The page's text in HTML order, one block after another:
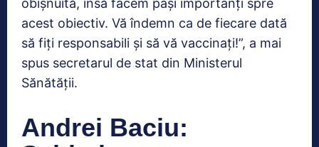
obișnuită, însă facem pași importanți spre
acest obiectiv. Vă îndemn ca de fiecare dată
să fiți responsabili și să vă vaccinați!”, a mai
spus secretarul de stat din Ministerul
Sănătății.
Andrei Baciu: